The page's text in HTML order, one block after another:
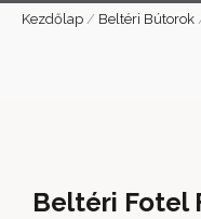
Kezdőlap / Beltéri Bútorok
Beltéri Fotel